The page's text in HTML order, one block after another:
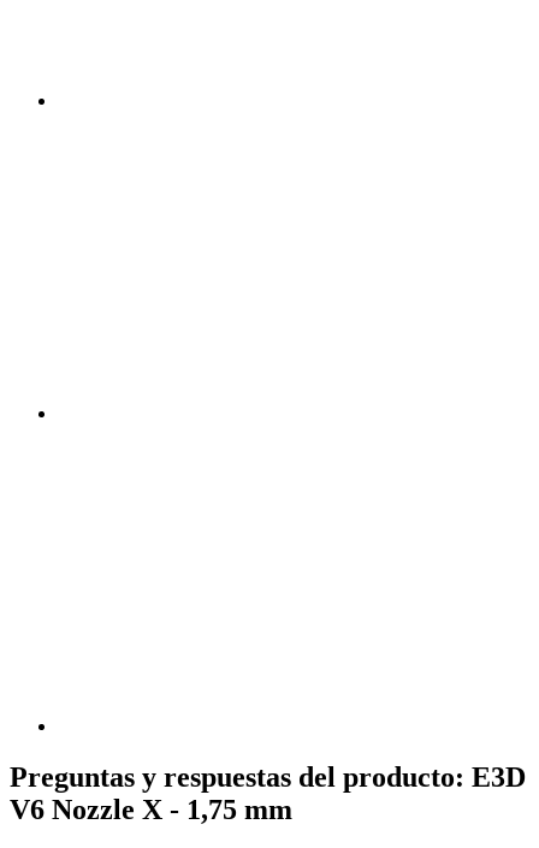
Preguntas y respuestas del producto: E3D
V6 Nozzle X - 1,75 mm